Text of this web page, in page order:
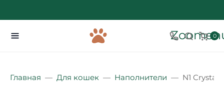
0
Главная Для кошек Наполнители N1